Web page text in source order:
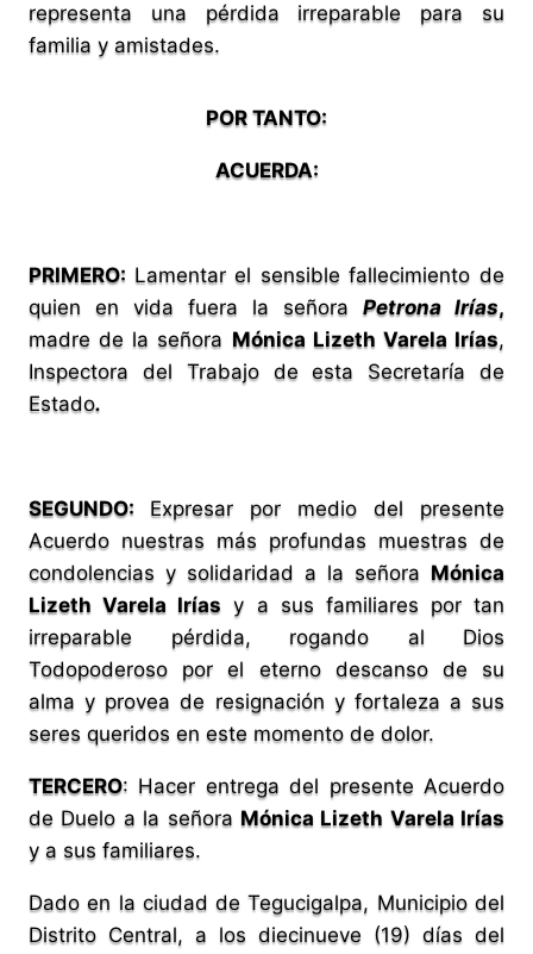
representa una pérdida irreparable para su
familia y amistades.
POR TANTO:
ACUERDA:
PRIMERO: Lamentar el sensible fallecimiento de
quien en vida fuera la señora Petrona Irías,
madre de la señora Mónica Lizeth Varela Irías,
Inspectora del Trabajo de esta Secretaría de
Estado.
SEGUNDO: Expresar por medio del presente
Acuerdo nuestras más profundas muestras de
condolencias y solidaridad a la señora Mónica
Lizeth Varela Irías y a sus familiares por tan
irreparable pérdida, rogando al Dios
Todopoderoso por el eterno descanso de su
alma y provea de resignación y fortaleza a sus
seres queridos en este momento de dolor.
TERCERO: Hacer entrega del presente Acuerdo
de Duelo a la señora Mónica Lizeth Varela Irías
y a sus familiares.
Dado en la ciudad de Tegucigalpa, Municipio del
Distrito Central, a los diecinueve (19) días del